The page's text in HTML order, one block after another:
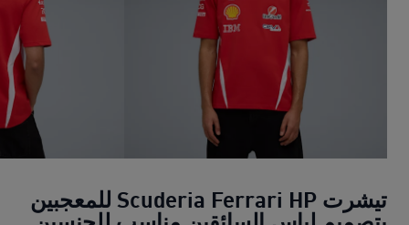
تيشرت Scuderia Ferrari HP للمعجبين